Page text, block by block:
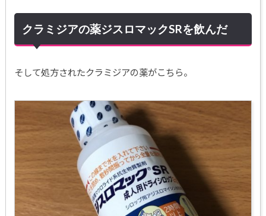
クラミジアの薬ジスロマックSRを飲んだ
そして処方されたクラミジアの薬がこちら。